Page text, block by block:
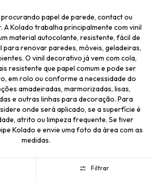
papel de parede, contact ou
A Kolado trabalha principalmente com vinil
material autocolante, resistente, fácil de
para renovar paredes, móveis, geladeiras,
O vinil decorativo já vem com cola,
resistente que papel comum e pode ser
em rolo ou conforme a necessidade do
amadeiradas, marmorizadas, lisas,
e outras linhas para decoração. Para
onde será aplicado, se a superfície é
atrito ou limpeza frequente. Se tiver
Kolado e envie uma foto da área com as
medidas.
Filtrar